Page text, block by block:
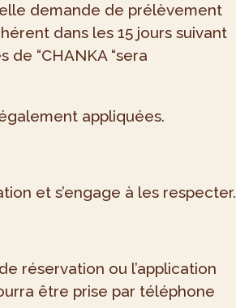
demande de prélèvement
dans les 15 jours suivant
“CHANKA “sera
appliquées.
et s’engage à les respecter.
réservation ou l’application
être prise par téléphone